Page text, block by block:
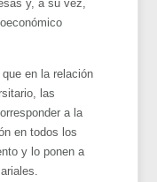
y, a su vez,
en la relación
las
a la
en todos los
y lo ponen a